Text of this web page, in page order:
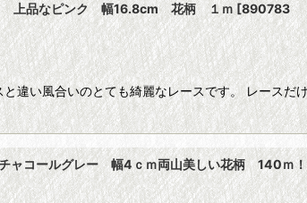
ス 上品なピンク 幅16.8cm 花柄 １ｍ [890783
違い風合いのとても綺麗なレースです。 レース
ャコールグレー 幅4ｃｍ両山美しい花柄 140ｍ！